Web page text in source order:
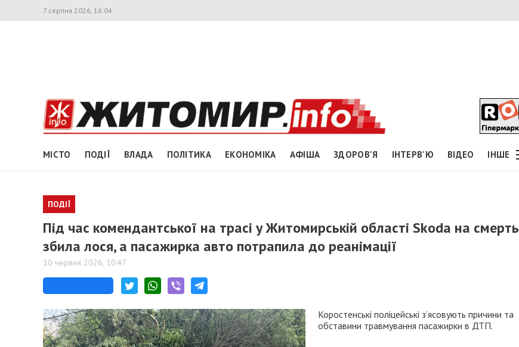
7 серпня 2026, 16:04
МІСТО ПОДІЇ ВЛАДА ПОЛІТИКА ЕКОНОМІКА АФІША ЗДОРОВ'Я ІНТЕРВ'Ю ВІДЕО ІНШЕ
ПОДІЇ
Під час комендантської на трасі у Житомирській області Skoda на смерть
збила лося, а пасажирка авто потрапила до реанімації
10 червня 2026, 10:47
Коростенські поліцейські з’ясовують причини та
обставини травмування пасажирки в ДТП.